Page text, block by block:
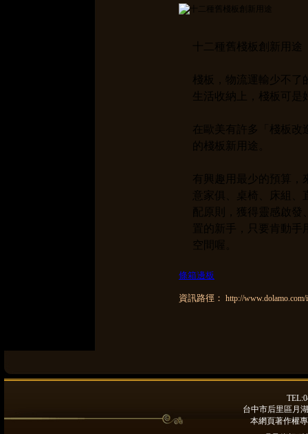
十二種舊棧板創新用途
棧板，物流運輸少不了
生活收納上，棧板可是
在歐美有許多「棧板改
的棧板新用途。
有興趣用最少的預算，
意家俱、桌椅、床組
配原則，獲得靈感啟發
置的新手，只要肯動手
空間喔。
條箱邊板
資訊路徑： http://www.dolamo.com/
台中市后里區月
本網頁著作權